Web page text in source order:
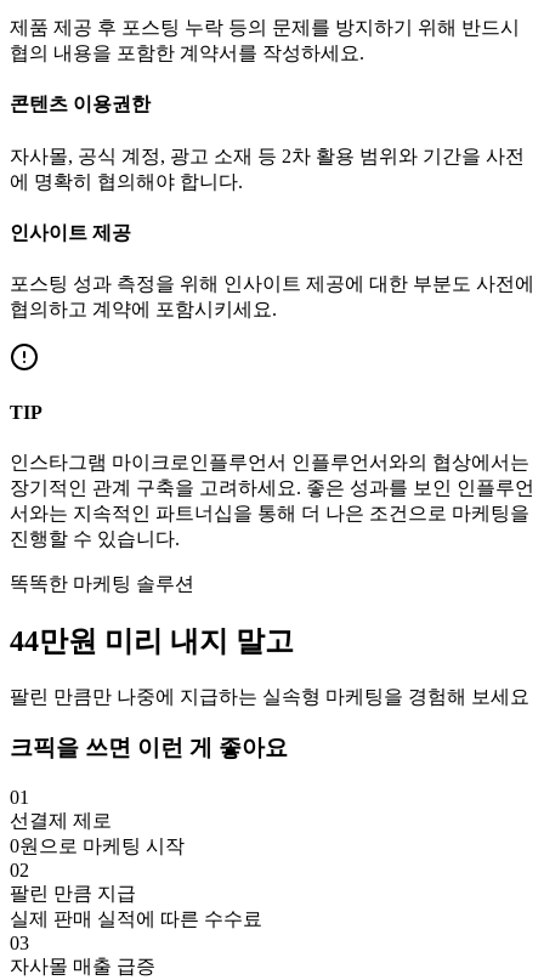
제품 제공 후 포스팅 누락 등의 문제를 방지하기 위해 반드시
협의 내용을 포함한 계약서를 작성하세요.
콘텐츠 이용권한
자사몰, 공식 계정, 광고 소재 등 2차 활용 범위와 기간을 사전
에 명확히 협의해야 합니다.
인사이트 제공
포스팅 성과 측정을 위해 인사이트 제공에 대한 부분도 사전에
협의하고 계약에 포함시키세요.
TIP
인스타그램 마이크로인플루언서 인플루언서와의 협상에서는
장기적인 관계 구축을 고려하세요. 좋은 성과를 보인 인플루언
서와는 지속적인 파트너십을 통해 더 나은 조건으로 마케팅을
진행할 수 있습니다.
똑똑한 마케팅 솔루션
44만원 미리 내지 말고
팔린 만큼만 나중에 지급하는 실속형 마케팅을 경험해 보세요
크픽을 쓰면 이런 게 좋아요
01
선결제 제로
0원으로 마케팅 시작
02
팔린 만큼 지급
실제 판매 실적에 따른 수수료
03
자사몰 매출 급증